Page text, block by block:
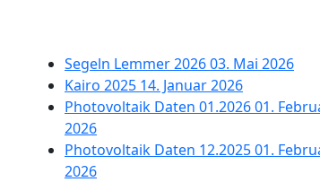
Segeln Lemmer 202603. Mai 2026
Kairo 2025 14. Januar 2026
Photovoltaik Daten 01.202601.
2026
Photovoltaik Daten 12.202501.
2026